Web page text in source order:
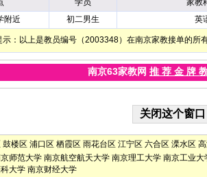
学员 家教
附近 初二男生 英
示：以上是教员编号（2003348）在南京家教接单的所
南京63家教网 推 荐 金 牌
鼓楼区 浦口区 栖霞区 雨花台区 江宁区 六合区 溧水区
师范大学 南京航空航天大学 南京理工大学 南京工业大
大学 南京财经大学